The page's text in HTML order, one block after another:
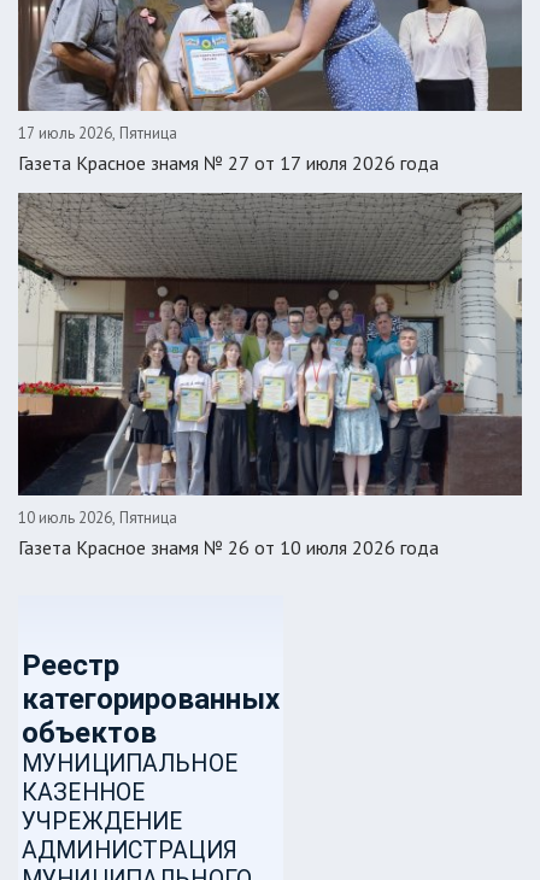
17 июль 2026, Пятница
Газета Красное знамя № 27 от 17 июля 2026 года
10 июль 2026, Пятница
Газета Красное знамя № 26 от 10 июля 2026 года